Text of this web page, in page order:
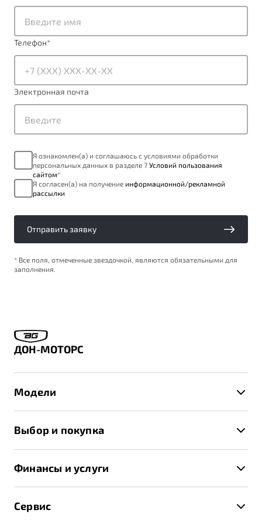
от 1 699 990 ₽*
Обзор В наличии
X70
Универсальный кроссовер
Обзор В наличии
Подробно
Автомобили в наличии
Тест-драйв
Спецпредложения
Будьте еще более уверены на дорогах с программой
Преимущества программы
Запись на сервис
Калькулятор ТО
Клиентская поддержка
Телефон*
Электронная почта
Я ознакомлен(а) и соглашаюсь с условиями обработки
персональных данных в разделе 7 Условий пользования
сайтом*
Я согласен(а) на получение информационной/рекламной
рассылки
Отправить заявку
* Все поля, отмеченные звездочкой, являются обязательными для
заполнения.
ДОН-МОТОРС
Модели
X70
Выбор и покупка
Спецпредложения и Акции
Записаться на тест-драйв
Финансы и услуги
Трейд-ин
Сервис